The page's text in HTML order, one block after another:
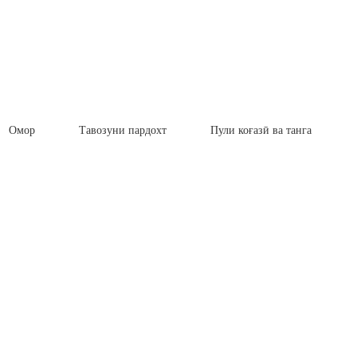
Омор Тавозуни пардохт Пули коғазӣ ва танга